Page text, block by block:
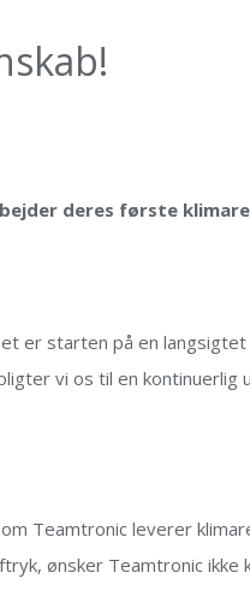
deres første
er starten på en
vi os til en kontinuerlig
Teamtronic leverer
ønsker Teamtronic